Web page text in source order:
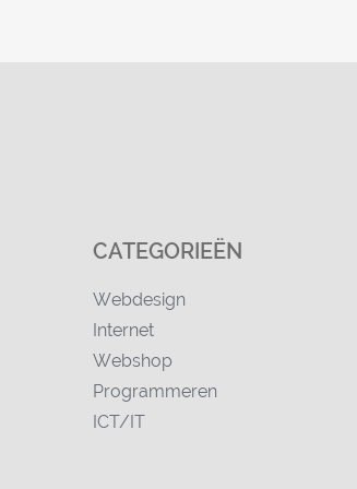
CATEGORIEËN
Webdesign
Internet
Webshop
Programmeren
ICT/IT